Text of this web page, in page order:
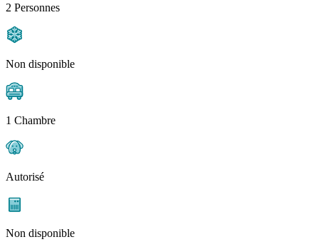
2 Personnes
Non disponible
1 Chambre
Autorisé
Non disponible